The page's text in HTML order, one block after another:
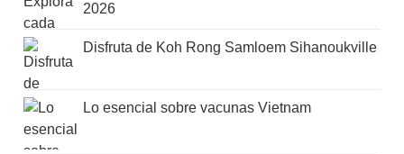
2026
Disfruta de Koh Rong Samloem Sihanoukville
Lo esencial sobre vacunas Vietnam